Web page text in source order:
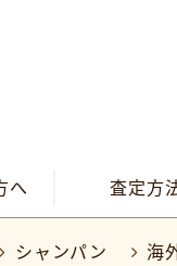
へ 査定方
シャンパン 海